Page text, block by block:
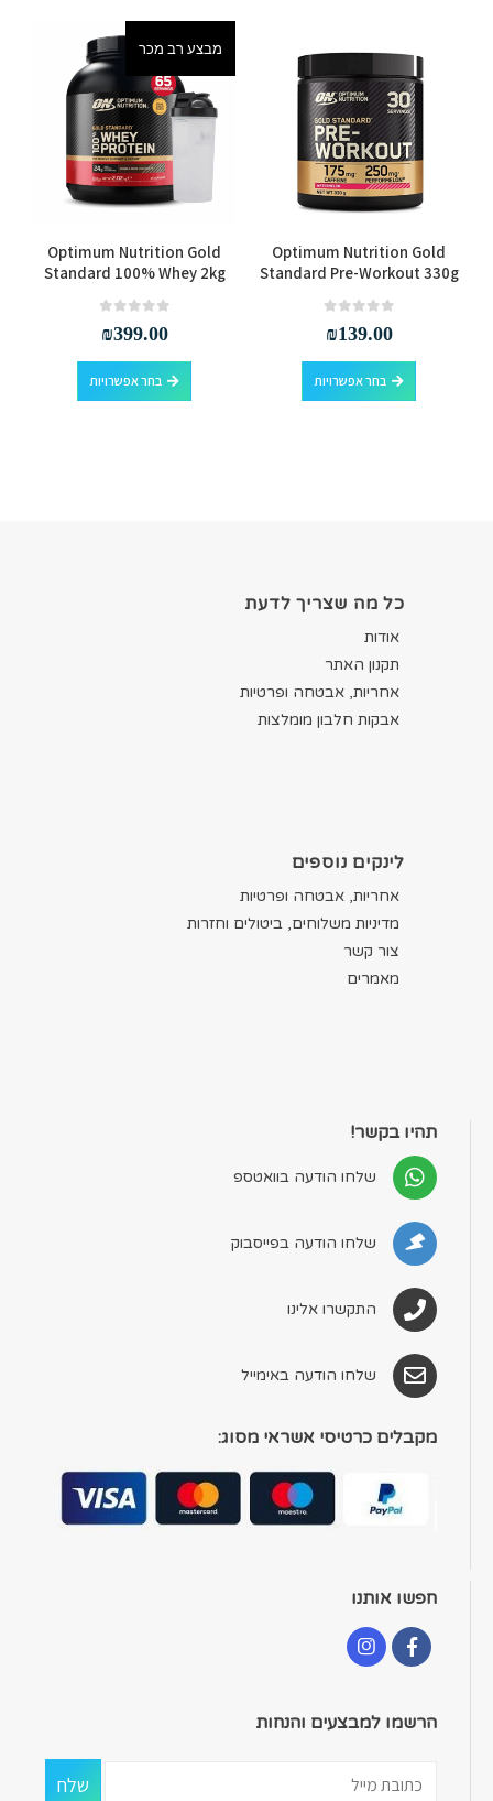
Optimum Nutrition Gold
Standard Pre-Workout 330g
₪139.00
בחר אפשרויות
למוצר זה יש מספר סוגים. ניתן לבחור את האפשרויות בעמוד המוצר
מבצע רב מכר
Optimum Nutrition Gold
Standard 100% Whey 2kg
₪399.00
בחר אפשרויות
למוצר זה יש מספר סוגים. ניתן לבחור את האפשרויות בעמוד המוצר
כל מה שצריך לדעת
אודות
תקנון האתר
אחריות, אבטחה ופרטיות
אבקות חלבון מומלצות
לינקים נוספים
אחריות, אבטחה ופרטיות
מדיניות משלוחים, ביטולים וחזרות
צור קשר
מאמרים
תהיו בקשר!
שלחו הודעה בוואטספ
שלחו הודעה בפייסבוק
התקשרו אלינו
שלחו הודעה באימייל
מקבלים כרטיסי אשראי מסוג:
חפשו אותנו
הרשמו למבצעים והנחות